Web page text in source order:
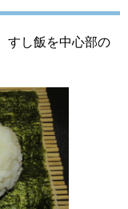
すし飯を中心部の